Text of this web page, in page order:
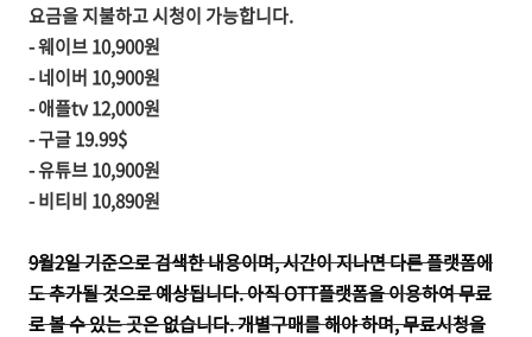
요금을 지불하고 시청이 가능합니다.
- 웨이브 10,900원
- 네이버 10,900원
- 애플tv 12,000원
- 구글 19.99$
- 유튜브 10,900원
- 비티비 10,890원
9월2일 기준으로 검색한 내용이며, 시간이 지나면 다른 플랫폼에
도 추가될 것으로 예상됩니다.아직 OTT플랫폼을 이용하여 무료
로 볼 수 있는 곳은 없습니다. 개별구매를 해야 하며, 무료시청을